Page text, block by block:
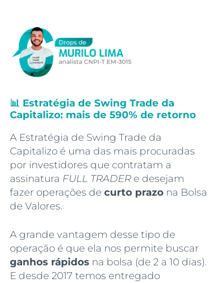
📊 Estratégia de Swing Trade da
Capitalizo: mais de 590% de retorno
A Estratégia de Swing Trade da
Capitalizo é uma das mais procuradas
por investidores que contratam a
assinatura FULL TRADER e desejam
fazer operações de curto prazo na Bolsa
de Valores.
A grande vantagem desse tipo de
operação é que ela nos permite buscar
ganhos rápidos na bolsa (de 2 a 10 dias).
E desde 2017 temos entregado